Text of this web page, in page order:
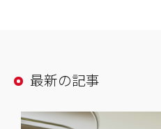
最新の記事